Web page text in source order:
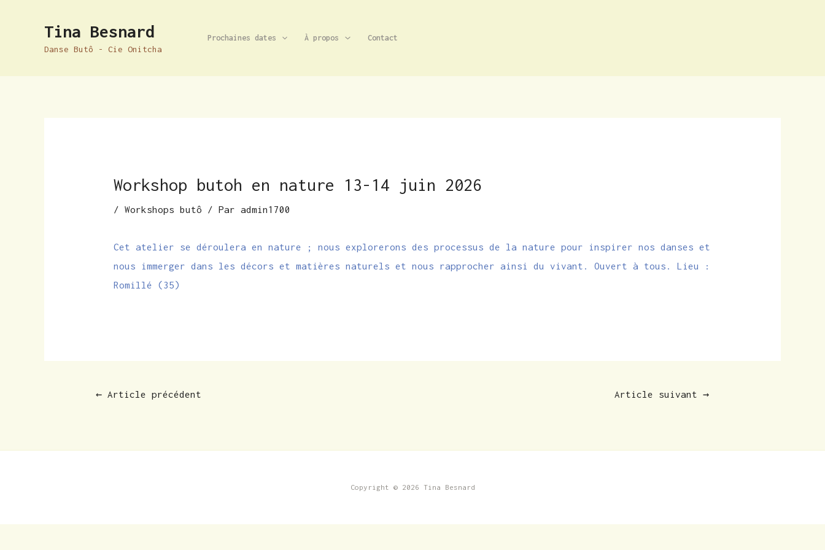
Tina Besnard
Danse Butô - Cie Onitcha
Prochaines dates À propos Contact
Workshop butoh en nature 13-14 juin 2026
/Workshops butô / Paradmin1700
Cet atelier se déroulera en nature ; nous explorerons des processus de la nature pour inspirer nos danses et
nous immerger dans les décors et matières naturels et nous rapprocher ainsi du vivant. Ouvert à tous. Lieu :
Romillé (35)
des
articles
← Article précédent Article suivant →
Copyright © 2026 Tina Besnard